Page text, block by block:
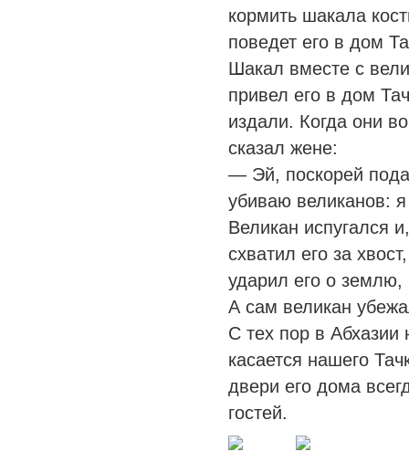
кормить шакала
поведет его в дом
Шакал вместе с
привел его в дом
издали. Когда они
сказал жене:
— Эй, поскорей
убиваю великанов: я
Великан испугался
схватил его за
ударил его о землю,
А сам великан
С тех пор в Абхазии
касается нашего
двери его дома
гостей.